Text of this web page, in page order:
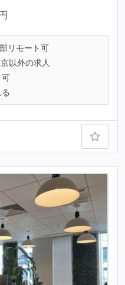
リモート可
以外の求人